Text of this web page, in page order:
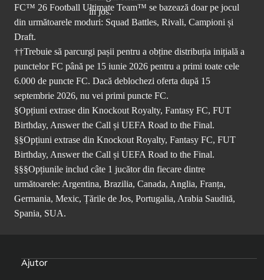
FC™ 26 Football Ultimate Team™ se bazează doar pe jocul
din următoarele moduri: Squad Battles, Rivali, Campioni și
Draft.
††Trebuie să parcurgi pașii pentru a obține distribuția inițială a
punctelor FC până pe 15 iunie 2026 pentru a primi toate cele
6.000 de puncte FC. Dacă deblochezi oferta după 15
septembrie 2026, nu vei primi puncte FC.
§Opțiuni extrase din Knockout Royalty, Fantasy FC, FUT
Birthday, Answer the Call și UEFA Road to the Final.
§§Opțiuni extrase din Knockout Royalty, Fantasy FC, FUT
Birthday, Answer the Call și UEFA Road to the Final.
§§§Opțiunile includ câte 1 jucător din fiecare dintre
următoarele: Argentina, Brazilia, Canada, Anglia, Franța,
Germania, Mexic, Țările de Jos, Portugalia, Arabia Saudită,
Spania, SUA.
Ajutor